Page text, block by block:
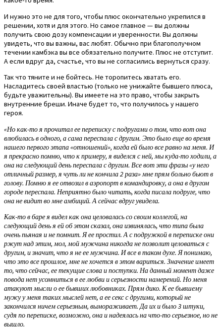
И нужно это не для того, чтобы плюс окончательно укрепился в
решении, хотя и для этого. Но самое главное — вы должны
получить свою дозу компенсации и уверенности. Вы должны
увидеть, что вы важны, вас любят. Обычно при благополучном
течении камбэка вы все обязательно получите. Плюс не отступит.
А если вдруг да, счастье, что вы не согласились вернуться сразу.
Так что тяните и не бойтесь. Не торопитесь хватать его.
Насладитесь своей властью (только не унижайте бывшего плюса,
будьте уважительны). Вы имеете на это право, чтобы закрыть
внутренние бреши. Иначе будет то, что получилось у нашего
героя.
«Но как-то я прочитал ее переписку с подругами о том, что вот она
влюбилась в одного, а сама переспала с другим. Это было еще во время
нашего первого этапа «отношений», когда ей было все равно на меня. И
я прекрасно помню, что к примеру, я виделся с ней, мы куда-то ходили, а
она на следующий день переспала с другим. Все вот эти фразы «у него
отличный размер, я чуть ли не кончила 2 раза» мне прям больно бьют в
голову. Помню я ее отвозил в аэропорт в командировку, а она в другом
городе переспала. Неприятно было читать, когда писала подруге, что
она не видит во мне амбиций. А сейчас вдруг увидела.
Как-то в баре я видел как она целовалась со своим коллегой, на
следующий день я ей об этом сказал, она извинялась, что типа была
очень пьяная и не помнит. Я ее простил. А с подружкой в переписке они
ржут над этим, мол, мой мужчина никогда не позволит целоваться с
другим, и значит, что я не ее мужчина. И все в таком духе. Я понимаю,
что это все прошлое, мне не хочется в этом вариться. Значение имеет
то, что сейчас, ее текущие слова и поступки. На данный момент даже
повода нет усомниться в ее любви и серьезности намерений. Но меня
атакуют мысли о ее бывших любовниках. Прям дико. К ее бывшему
мужу у меня таких мыслей нет, а ее секс с другими, который не
закончился ничем серьезным, вымораживает. Да их и было 3 штуки,
судя по переписке, возможно, она и надеялась на что-то серьезное, но не
вышло.